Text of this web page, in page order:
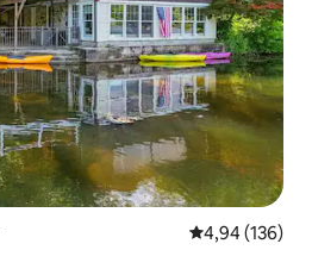
4,94 av 5 i
4,94 (136)